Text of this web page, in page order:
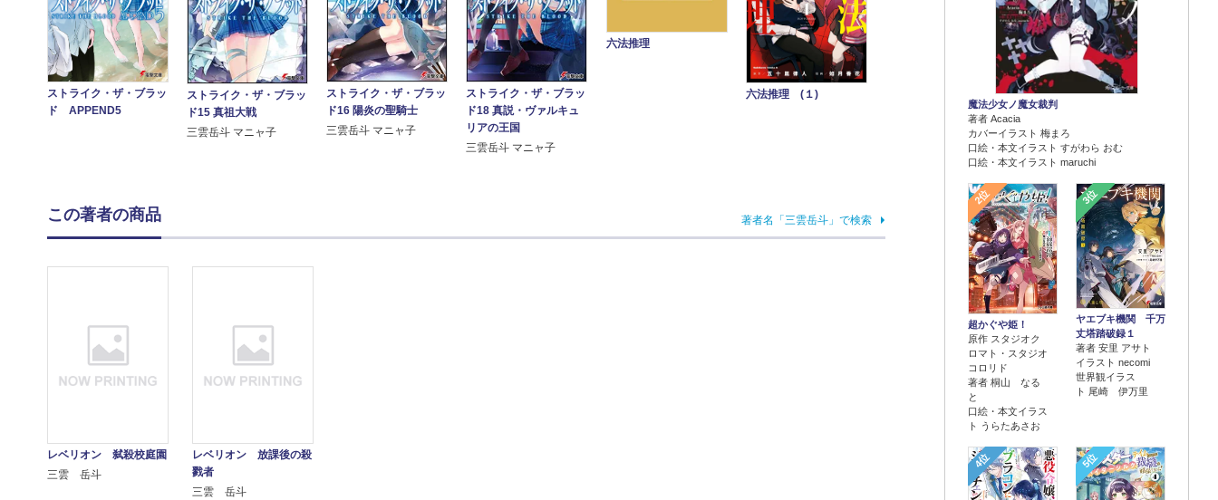
魔法少女ノ魔女裁判
著者 Acacia
カバーイラスト 梅まろ
口絵・本文イラスト すがわら おむ
口絵・本文イラスト maruchi
2位
超かぐや姫！
原作 スタジオク
ロマト・スタジオ
コロリド
著者 桐山 なる
と
口絵・本文イラス
ト うらたあさお
3位
ヤエブキ機関 千万
丈塔踏破録１
著者 安里 アサト
イラスト necomi
世界観イラス
ト 尾崎 伊万里
4位 5位
ストライク・ザ・ブラッ
ド APPEND5
ストライク・ザ・ブラッ
ド15 真祖大戦
三雲岳斗 マニャ子
ストライク・ザ・ブラッ
ド16 陽炎の聖騎士
三雲岳斗 マニャ子
ストライク・ザ・ブラッ
ド18 真説・ヴァルキュ
リアの王国
三雲岳斗 マニャ子
六法推理
六法推理 (１)
この著者の商品 著者名「三雲岳斗」で検索
レベリオン 弑殺校庭園
三雲 岳斗
レベリオン 放課後の殺
戮者
三雲 岳斗